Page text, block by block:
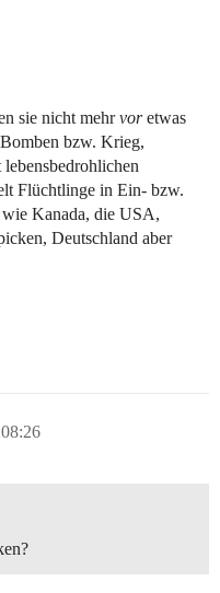
sie nicht mehrvoretwas
bzw. Krieg,
Flüchtlinge in Ein- bzw.
Kanada, die USA,
Deutschland aber